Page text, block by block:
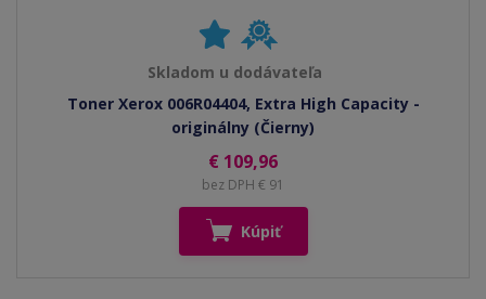
Skladom u dodávateľa
Toner Xerox 006R04404, Extra High Capacity -
originálny (Čierny)
€ 109,96
bez DPH € 91
Kúpiť